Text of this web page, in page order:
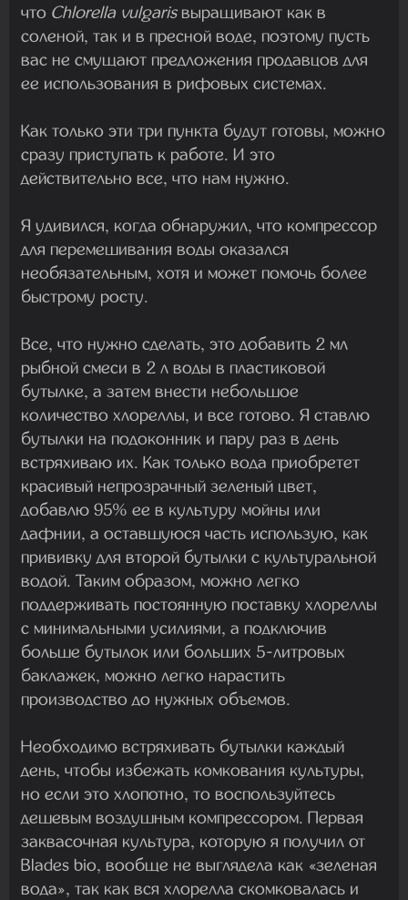
что Chlorella vulgarisвыращивают как в
соленой, так и в пресной воде, поэтому пусть
вас не смущают предложения продавцов для
ее использования в рифовых системах.
Как только эти три пункта будут готовы, можно
сразу приступать к работе. И это
действительно все, что нам нужно.
Я удивился, когда обнаружил, что компрессор
для перемешивания воды оказался
необязательным, хотя и может помочь более
быстрому росту.
Все, что нужно сделать, это добавить 2 мл
рыбной смеси в 2 л воды в пластиковой
бутылке, а затем внести небольшое
количество хлореллы, и все готово. Я ставлю
бутылки на подоконник и пару раз в день
встряхиваю их. Как только вода приобретет
красивый непрозрачный зеленый цвет,
добавлю 95% ее в культуру мойны или
дафнии, а оставшуюся часть использую, как
прививку для второй бутылки с культуральной
водой. Таким образом, можно легко
поддерживать постоянную поставку хлореллы
с минимальными усилиями, а подключив
больше бутылок или больших 5-литровых
баклажек, можно легко нарастить
производство до нужных объемов.
Необходимо встряхивать бутылки каждый
день, чтобы избежать комкования культуры,
но если это хлопотно, то воспользуйтесь
дешевым воздушным компрессором. Первая
заквасочная культура, которую я получил от
Blades bio, вообще не выглядела как «зеленая
вода», так как вся хлорелла скомковалась и